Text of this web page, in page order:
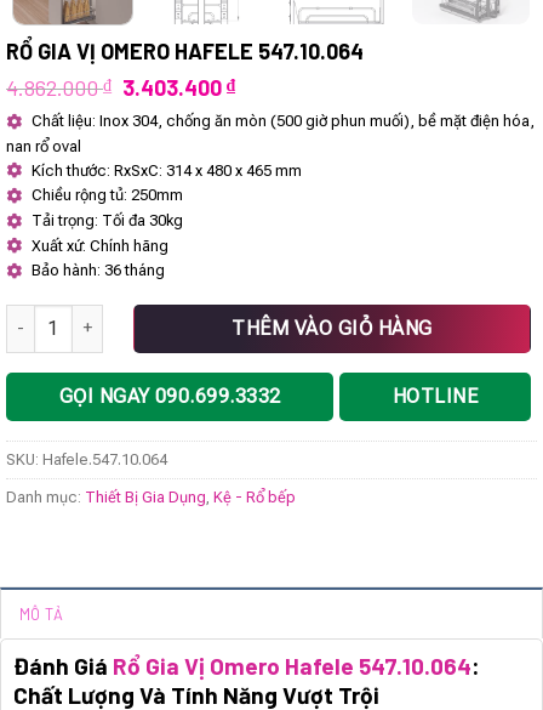
RỔ GIA VỊ OMERO HAFELE 547.10.064
4.862.000₫ Giá
là:
3.403.400₫Giá
hiện
tại
3.403.400 ₫.
Chất liệu: Inox 304, chống ăn mòn (500 giờ phun muối), bề mặt điện hóa,
nan rổ oval
Kích thước: RxSxC: 314 x 480 x 465 mm
Chiều rộng tủ: 250mm
Tải trọng: Tối đa 30kg
Xuất xứ: Chính hãng
Bảo hành: 36 tháng
Rổ gia vị Omero Hafele 547.10.064 số lượng
THÊM VÀO GIỎ HÀNG
GỌI NGAY 090.699.3332 HOTLINE
SKU: Hafele.547.10.064
Danh mục: Thiết Bị Gia Dụng Kệ - Rổ bếp
MÔ TẢ
Đánh Giá Rổ Gia Vị Omero Hafele 547.10.064:
Chất Lượng Và Tính Năng Vượt Trội